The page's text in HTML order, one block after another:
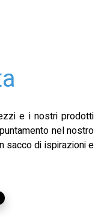
e i nostri prodotti
nel nostro
sacco di ispirazioni e